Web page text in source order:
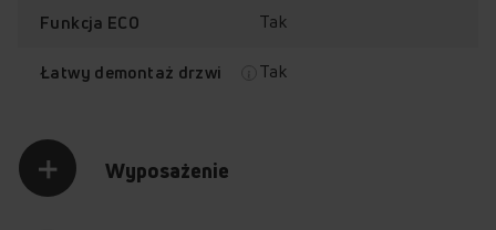
Funkcja ECO Tak
Łatwy demontaż drzwi Tak
Wyposażenie